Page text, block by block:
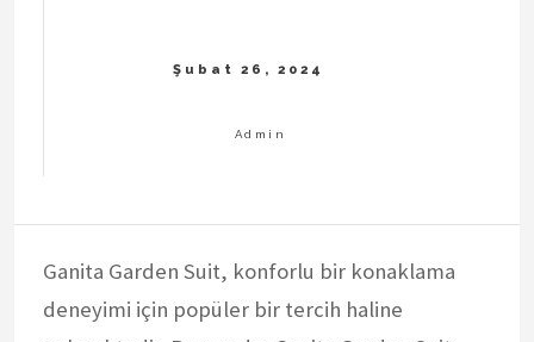
Ganita Garden Suit, konforlu bir konaklama
deneyimi için popüler bir tercih haline